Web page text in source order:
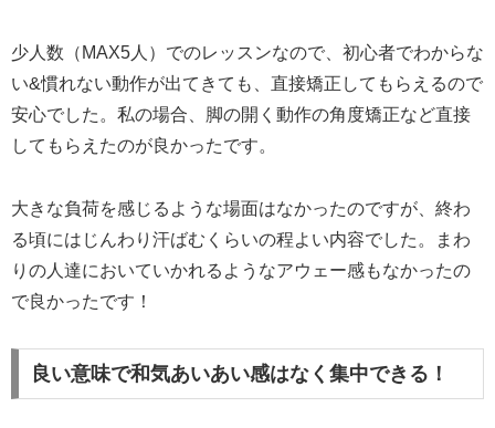
少人数（MAX5人）でのレッスンなので、初心者でわからな
い&慣れない動作が出てきても、直接矯正してもらえるので
安心でした。私の場合、脚の開く動作の角度矯正など直接
してもらえたのが良かったです。
大きな負荷を感じるような場面はなかったのですが、終わ
る頃にはじんわり汗ばむくらいの程よい内容でした。まわ
りの人達においていかれるようなアウェー感もなかったの
で良かったです！
良い意味で和気あいあい感はなく集中できる！